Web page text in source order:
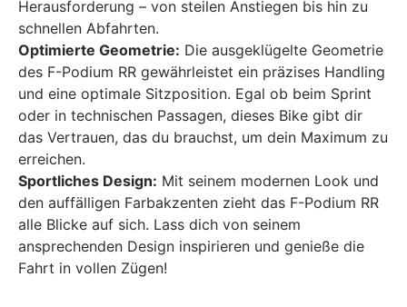
Herausforderung – von steilen Anstiegen bis hin zu
schnellen Abfahrten.
Optimierte Geometrie: Die ausgeklügelte Geometrie
des F-Podium RR gewährleistet ein präzises Handling
und eine optimale Sitzposition. Egal ob beim Sprint
oder in technischen Passagen, dieses Bike gibt dir
das Vertrauen, das du brauchst, um dein Maximum zu
erreichen.
Sportliches Design: Mit seinem modernen Look und
den auffälligen Farbakzenten zieht das F-Podium RR
alle Blicke auf sich. Lass dich von seinem
ansprechenden Design inspirieren und genieße die
Fahrt in vollen Zügen!